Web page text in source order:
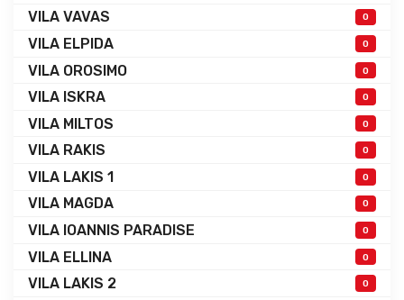
VILA VAVAS 0
VILA ELPIDA 0
VILA OROSIMO 0
VILA ISKRA 0
VILA MILTOS 0
VILA RAKIS 0
VILA LAKIS 1 0
VILA MAGDA 0
VILA IOANNIS PARADISE 0
VILA ELLINA 0
VILA LAKIS 2 0